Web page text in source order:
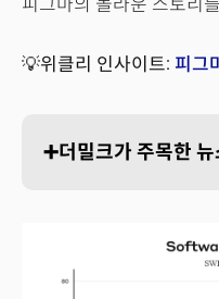
피그마의 놀라운 스토리
💡위클리 인사이트: 피그
➕더밀크가 주목한 뉴